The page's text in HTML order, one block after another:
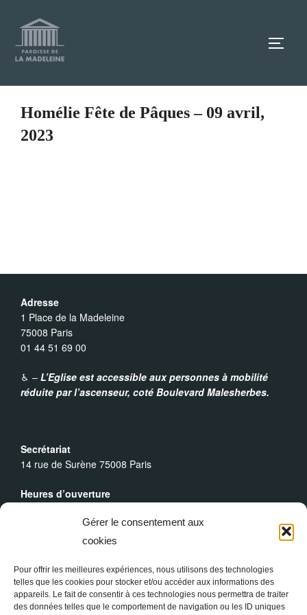
Gérer le consentement aux
cookies
Pour offrir les meilleures expériences, nous utilisons des technologies
telles que les cookies pour stocker et/ou accéder aux informations des
appareils. Le fait de consentir à ces technologies nous permettra de traiter
des données telles que le comportement de navigation ou les ID uniques
contenu
Homélie Fête de Pâques – 09 avril,
2023
Adresse
1 Place de la Madeleine
75008 Paris
01 44 51 69 00
♿︎ – L’Eglise est accessible aux personnes à mobilité
réduite par l’ascenseur, coté Boulevard Malesherbes.
Secrétariat
14 rue de Surène 75008 Paris
Heures d’ouverture
Messes Dominicales
Dimanche, messe à10h30et18h